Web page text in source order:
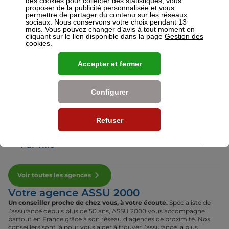
Voir plus
Nos établissements
Par département
Par ville
Voir toutes les agences
Votre agence ASSU 2000
Un conseiller proche de chez vous, à votre écoute. Spécialiste de
l’assurance depuis plus de 50 ans, ASSU 2000 vous accompagne
partout en France grâce à son réseau d’agences de proximité. Nos
conseillers sont là pour vous aider à trouver l’assurance la plus
proposer de la publicité personnalisée et vous
permettre de partager du contenu sur les réseaux
sociaux. Nous conservons votre choix pendant 13
mois. Vous pouvez changer d’avis à tout moment en
cliquant sur le lien disponible dans la page Gestion des
cookies
Refuser
Configurer
Accepter et fermer